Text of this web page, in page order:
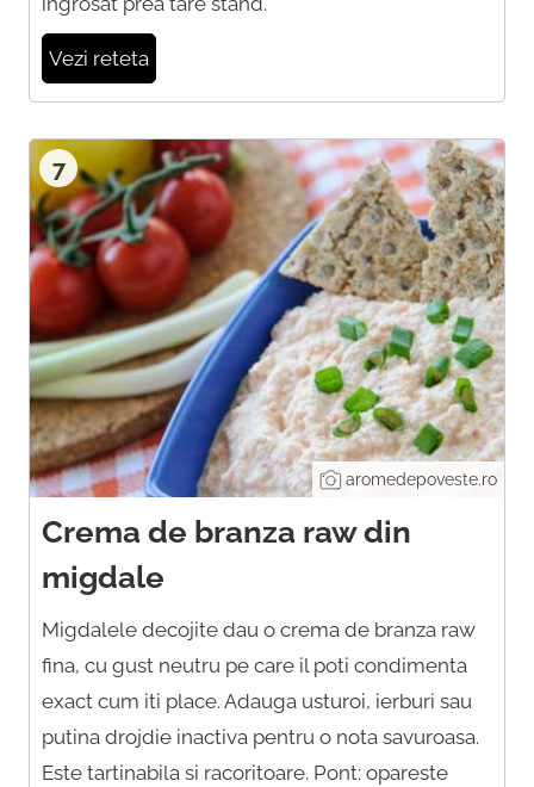
Vezi reteta
7
aromedepoveste.ro
Crema de branza raw din
migdale
Migdalele decojite dau o crema de branza raw
fina, cu gust neutru pe care il poti condimenta
exact cum iti place. Adauga usturoi, ierburi sau
putina drojdie inactiva pentru o nota savuroasa.
Este tartinabila si racoritoare. Pont: opareste